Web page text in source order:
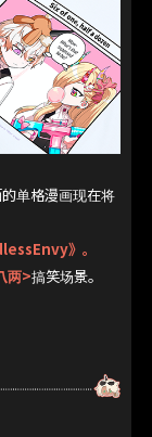
单格漫画现在将
》。
两>搞笑场景。